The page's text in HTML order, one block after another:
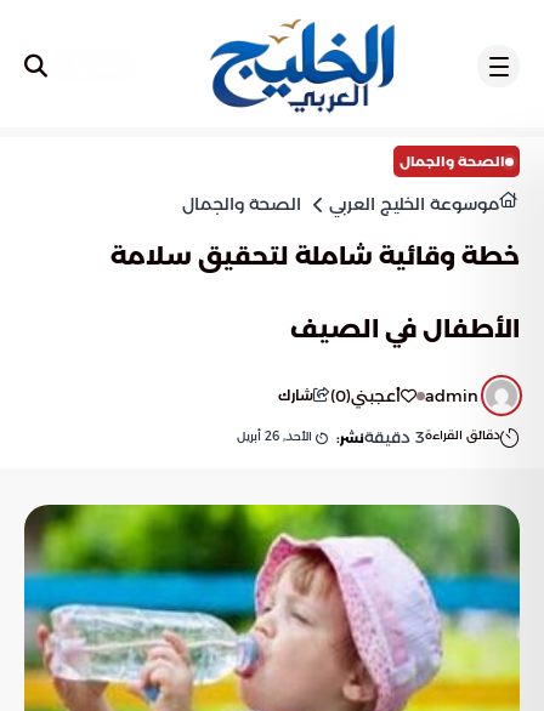
الصحة والجمال
موسوعة الخليج العربي الصحة والجمال
خطة وقائية شاملة لتحقيق سلامة
الأطفال في الصيف
admin أعجبني(
0
) شارك
دقائق القراءة3 دقيقةنشر: الأحد, 26 أبريل